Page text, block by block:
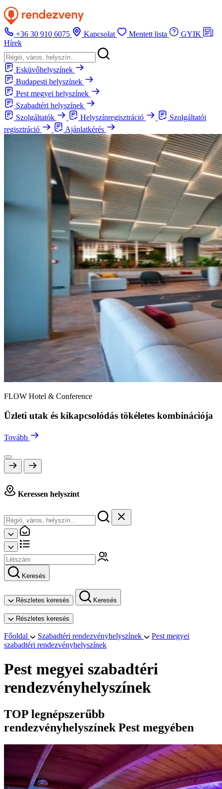
+36 30 910 6075 Kapcsolat Mentett lista
GYIK
Hírek
Esküvőhelyszínek
Budapesti helyszínek
Pest megyei helyszínek
Szabadtéri helyszínek
Szolgáltatók
Helyszínregisztráció
Szolgáltatói
regisztráció
Ajánlatkérés
FLOW Hotel & Conference
Üzleti utak és kikapcsolódás tökéletes kombinációja
Tovább
Keressen helyszínt
Keresés
Részletes keresés Keresés
Részletes keresés
Főoldal Szabadtéri rendezvényhelyszínek
Pest megyei
szabadtéri rendezvényhelyszínek
Pest megyei szabadtéri
rendezvényhelyszínek
TOP legnépszerűbb
rendezvényhelyszínek Pest megyében